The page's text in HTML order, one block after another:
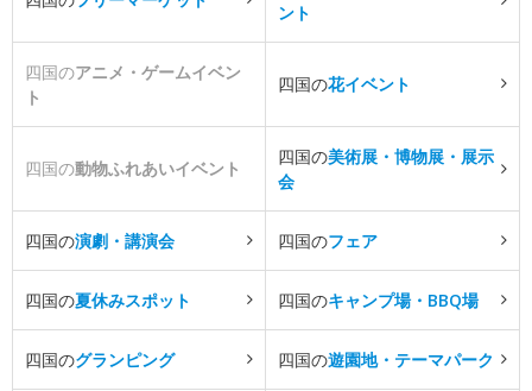
ント
四国のアニメ・ゲームイベン
ト
四国の花イベント
四国の動物ふれあいイベント
四国の美術展・博物展・展示
会
四国の演劇・講演会 四国のフェア
四国の夏休みスポット 四国のキャンプ場・BBQ場
四国のグランピング 四国の遊園地・テーマパーク